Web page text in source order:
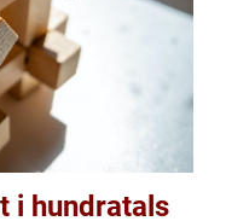
i hundratals